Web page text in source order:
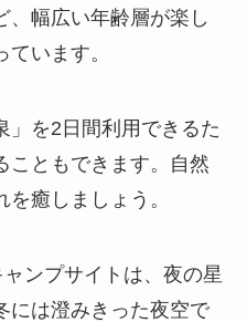
、幅広い年齢層が楽し
います。
」を2日間利用できるた
こともできます。自然
癒しましょう。
ンプサイトは、夜の星
には澄みきった夜空で